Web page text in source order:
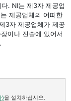
. NI는 제3자 제공업
제공업체의 어떠한
3자 제공업체가 제공
이나 진술에 있어서
)을 설치하십시오.